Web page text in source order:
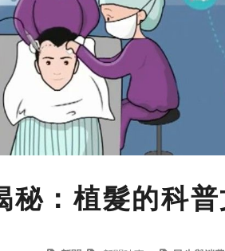
秘：植髮的科普